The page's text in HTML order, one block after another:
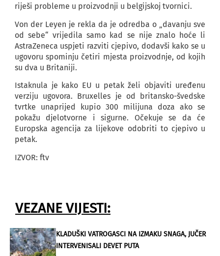
riješi probleme u proizvodnji u belgijskoj tvornici.
Von der Leyen je rekla da je odredba o „davanju sve
od sebe“ vrijedila samo kad se nije znalo hoće li
AstraZeneca uspjeti razviti cjepivo, dodavši kako se u
ugovoru spominju četiri mjesta proizvodnje, od kojih
su dva u Britaniji.
Istaknula je kako EU u petak želi objaviti uređenu
verziju ugovora. Bruxelles je od britansko-švedske
tvrtke unaprijed kupio 300 milijuna doza ako se
pokažu djelotvorne i sigurne. Očekuje se da će
Europska agencija za lijekove odobriti to cjepivo u
petak.
IZVOR: ftv
VEZANE VIJESTI:
KLADUŠKI VATROGASCI NA IZMAKU SNAGA, JUČER
INTERVENISALI DEVET PUTA